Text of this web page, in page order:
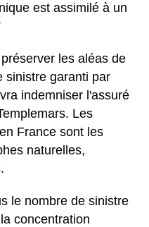
est assimilé à un
les aléas de
sinistre garanti par
indemniser l'assuré
Les
France sont les
naturelles,
le nombre de sinistre
concentration